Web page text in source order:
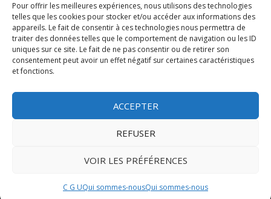
Pour offrir les meilleures expériences, nous utilisons des technologies
telles que les cookies pour stocker et/ou accéder aux informations des
appareils. Le fait de consentir à ces technologies nous permettra de
traiter des données telles que le comportement de navigation ou les ID
uniques sur ce site. Le fait de ne pas consentir ou de retirer son
consentement peut avoir un effet négatif sur certaines caractéristiques
et fonctions.
ACCEPTER
REFUSER
VOIR LES PRÉFÉRENCES
C G UQui sommes-nousQui sommes-nous
apply.Thème parColorlib. Propulsé parWordPress